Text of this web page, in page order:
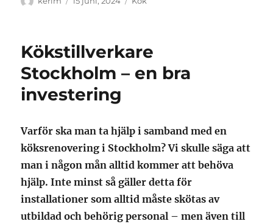
Kökstillverkare
Stockholm – en bra
investering
Varför ska man ta hjälp i samband med en
köksrenovering i Stockholm? Vi skulle säga att
man i någon mån alltid kommer att behöva
hjälp. Inte minst så gäller detta för
installationer som alltid måste skötas av
utbildad och behörig personal – men även till